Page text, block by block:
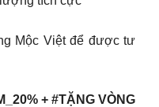
Mộc Việt để được tư
+ #TẶNG VÒNG